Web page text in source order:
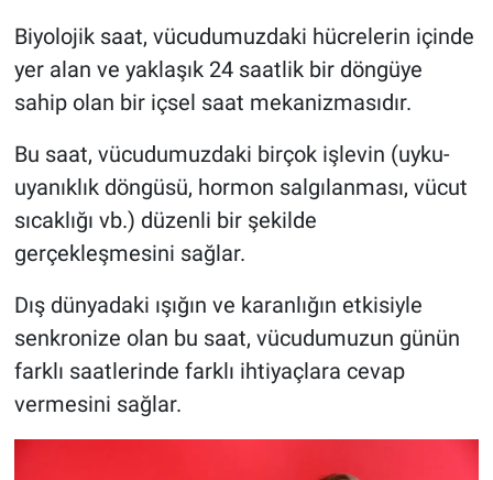
Biyolojik saat, vücudumuzdaki hücrelerin içinde
yer alan ve yaklaşık 24 saatlik bir döngüye
sahip olan bir içsel saat mekanizmasıdır.
Bu saat, vücudumuzdaki birçok işlevin (uyku-
uyanıklık döngüsü, hormon salgılanması, vücut
sıcaklığı vb.) düzenli bir şekilde
gerçekleşmesini sağlar.
Dış dünyadaki ışığın ve karanlığın etkisiyle
senkronize olan bu saat, vücudumuzun günün
farklı saatlerinde farklı ihtiyaçlara cevap
vermesini sağlar.